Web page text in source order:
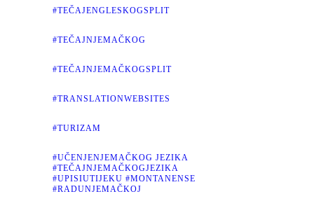
#TEČAJENGLESKOGSPLIT
#TEČAJNJEMAČKOG
#TEČAJNJEMAČKOGSPLIT
#TRANSLATIONWEBSITES
#TURIZAM
#UČENJENJEMAČKOG JEZIKA
#TEČAJNJEMAČKOGJEZIKA
#UPISIUTIJEKU #MONTANENSE
#RADUNJEMAČKOJ